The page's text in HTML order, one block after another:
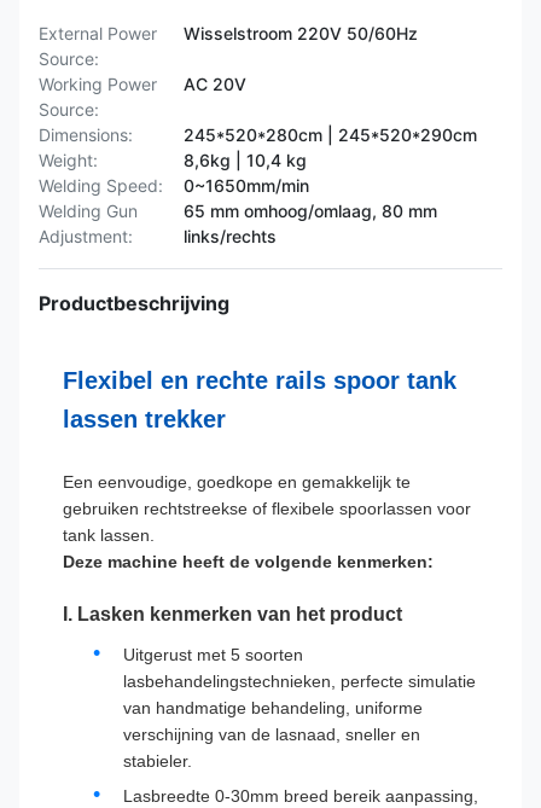
External Power
Source:
Wisselstroom 220V 50/60Hz
Working Power
Source:
AC 20V
Dimensions:
245*520*280cm | 245*520*290cm
Weight:
8,6kg | 10,4 kg
Welding Speed:
0~1650mm/min
Welding Gun
Adjustment:
65 mm omhoog/omlaag, 80 mm
links/rechts
Productbeschrijving
Flexibel en rechte rails spoor tank
lassen trekker
Een eenvoudige, goedkope en gemakkelijk te
gebruiken rechtstreekse of flexibele spoorlassen voor
tank lassen.
Deze machine heeft de volgende kenmerken:
I. Lasken kenmerken van het product
Uitgerust met 5 soorten
lasbehandelingstechnieken, perfecte simulatie
van handmatige behandeling, uniforme
verschijning van de lasnaad, sneller en
stabieler.
Lasbreedte 0-30mm breed bereik aanpassing,